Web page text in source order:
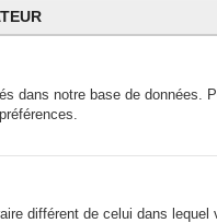
dans notre base de données.
différent de celui dans